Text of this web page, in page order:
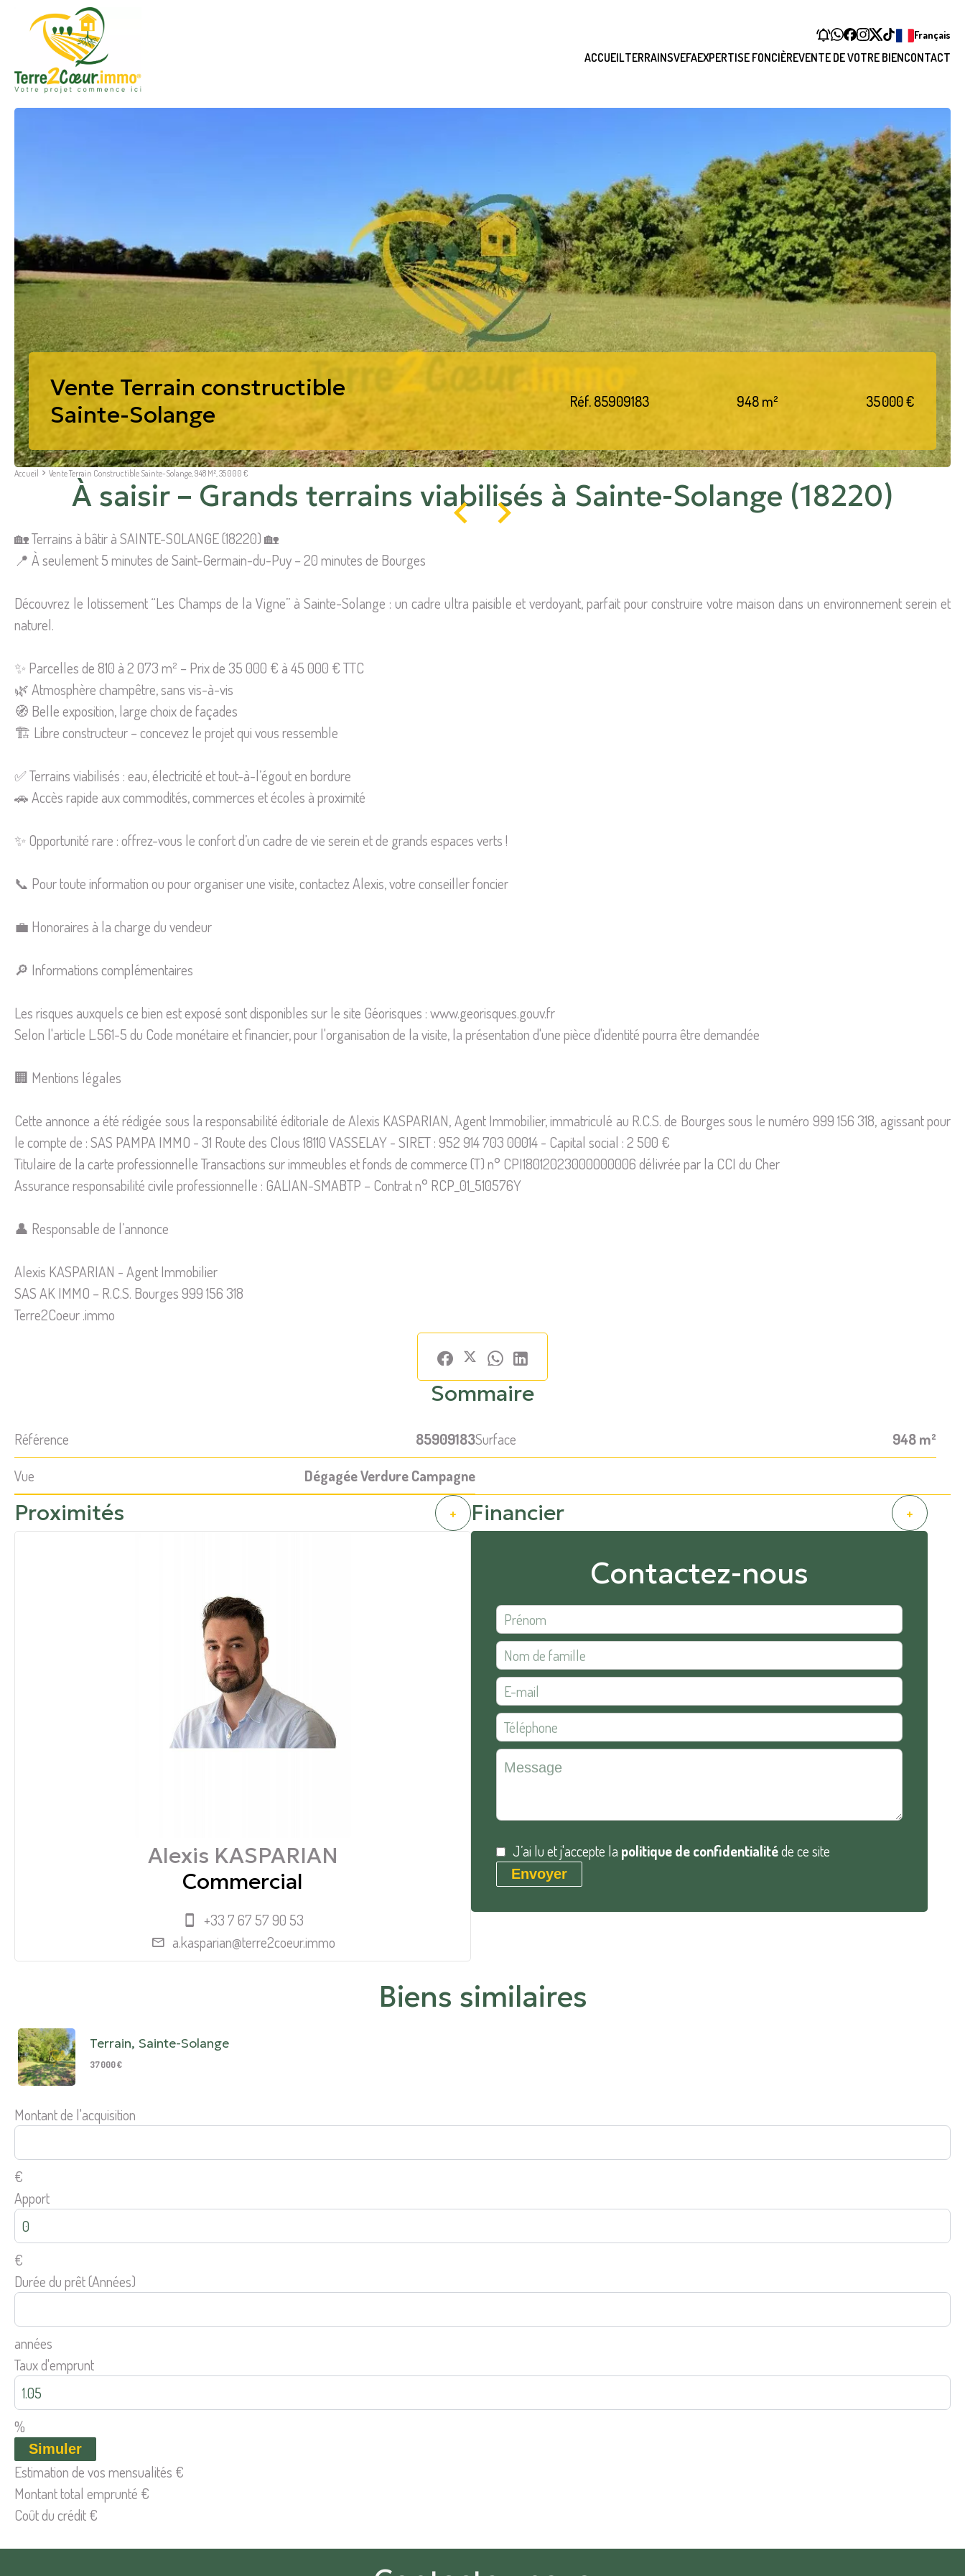
Français
ACCUEILTERRAINSVEFAEXPERTISE FONCIÈREVENTE DE VOTRE BIENCONTACT
Vente Terrain constructible
Sainte-Solange
Réf. 85909183 948 m² 35 000 €
Accueil Vente Terrain Constructible Sainte-Solange, 948 M², 35 000 €
À saisir – Grands terrains viabilisés à Sainte-Solange (18220)
🏡 Terrains à bâtir à SAINTE-SOLANGE (18220) 🏡
📍 À seulement 5 minutes de Saint-Germain-du-Puy – 20 minutes de Bourges
Découvrez le lotissement “Les Champs de la Vigne” à Sainte-Solange : un cadre ultra paisible et verdoyant, parfait pour construire votre maison dans un environnement serein et
naturel.
✨ Parcelles de 810 à 2 073 m² – Prix de 35 000 € à 45 000 € TTC
🌿 Atmosphère champêtre, sans vis-à-vis
🧭 Belle exposition, large choix de façades
🏗️ Libre constructeur – concevez le projet qui vous ressemble
✅ Terrains viabilisés : eau, électricité et tout-à-l’égout en bordure
🚗 Accès rapide aux commodités, commerces et écoles à proximité
✨ Opportunité rare : offrez-vous le confort d’un cadre de vie serein et de grands espaces verts !
📞 Pour toute information ou pour organiser une visite, contactez Alexis, votre conseiller foncier
💼 Honoraires à la charge du vendeur
🔎 Informations complémentaires
Les risques auxquels ce bien est exposé sont disponibles sur le site Géorisques : www.georisques.gouv.fr
Selon l'article L.561-5 du Code monétaire et financier, pour l'organisation de la visite, la présentation d'une pièce d'identité pourra être demandée
🏢 Mentions légales
Cette annonce a été rédigée sous la responsabilité éditoriale de Alexis KASPARIAN, Agent Immobilier, immatriculé au R.C.S. de Bourges sous le numéro 999 156 318, agissant pour
le compte de : SAS PAMPA IMMO - 31 Route des Clous 18110 VASSELAY - SIRET : 952 914 703 00014 - Capital social : 2 500 €
Titulaire de la carte professionnelle Transactions sur immeubles et fonds de commerce (T) n° CPI18012023000000006 délivrée par la CCI du Cher
Assurance responsabilité civile professionnelle : GALIAN-SMABTP – Contrat n° RCP_01_510576Y
👤 Responsable de l’annonce
Alexis KASPARIAN - Agent Immobilier
SAS AK IMMO – R.C.S. Bourges 999 156 318
Terre2Coeur .immo
Sommaire
Référence 85909183Surface
948 m²
Vue
Dégagée Verdure Campagne
Proximités + Financier +
Alexis KASPARIAN
Commercial
+33 7 67 57 90 53
a.kasparian@terre2coeur.immo
Contactez-nous
J’ai lu et j'accepte la politique de confidentialitéde ce site
Envoyer
Biens similaires
Terrain, Sainte-Solange
37 000 €
Montant de l'acquisition
€
Apport
€
Durée du prêt (Années)
années
Taux d'emprunt
%
Simuler
Estimation de vos mensualités €
Montant total emprunté €
Coût du crédit€